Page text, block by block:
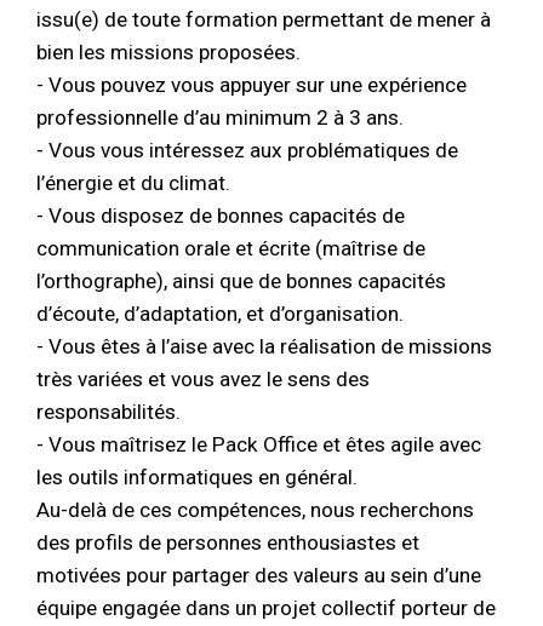
issu(e) de toute formation permettant de mener à
bien les missions proposées.
- Vous pouvez vous appuyer sur une expérience
professionnelle d’au minimum 2 à 3 ans.
- Vous vous intéressez aux problématiques de
l’énergie et du climat.
- Vous disposez de bonnes capacités de
communication orale et écrite (maîtrise de
l’orthographe), ainsi que de bonnes capacités
d’écoute, d’adaptation, et d’organisation.
- Vous êtes à l’aise avec la réalisation de missions
très variées et vous avez le sens des
responsabilités.
- Vous maîtrisez le Pack Office et êtes agile avec
les outils informatiques en général.
Au-delà de ces compétences, nous recherchons
des profils de personnes enthousiastes et
motivées pour partager des valeurs au sein d’une
équipe engagée dans un projet collectif porteur de